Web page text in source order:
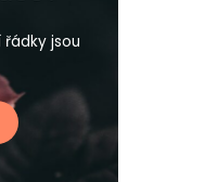
jsou